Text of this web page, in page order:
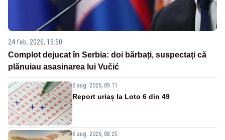
24 feb. 2026, 15:50
Complot dejucat în Serbia: doi bărbați, suspectați că
plănuiau asasinarea lui Vučić
6 aug. 2026, 09:11
Report uriaș la Loto 6 din 49
6 aug. 2026, 08:25